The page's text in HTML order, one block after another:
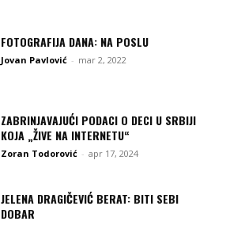
FOTOGRAFIJA DANA: NA POSLU
Jovan Pavlović - mar 2, 2022
ZABRINJAVAJUĆI PODACI O DECI U SRBIJI
KOJA „ŽIVE NA INTERNETU“
Zoran Todorović - apr 17, 2024
JELENA DRAGIČEVIĆ BERAT: BITI SEBI
DOBAR